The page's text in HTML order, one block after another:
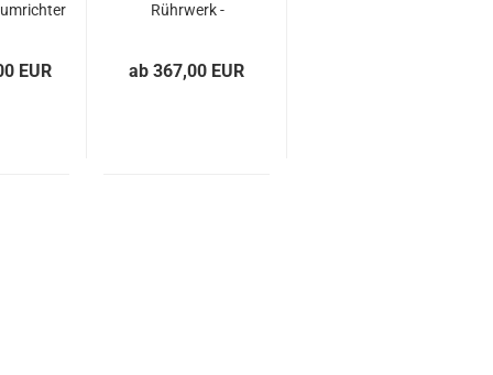
EUR
Rührwerk -
ab 367,00 EUR